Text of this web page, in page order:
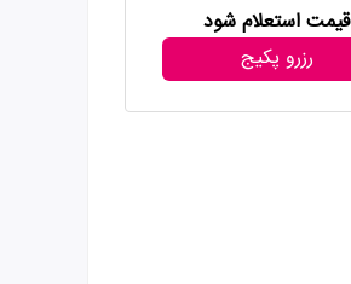
قیمت استعلام شود
رزرو پکیج